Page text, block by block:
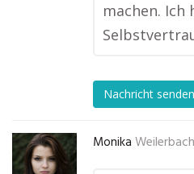
machen. Ich
Nachricht senden
Monika